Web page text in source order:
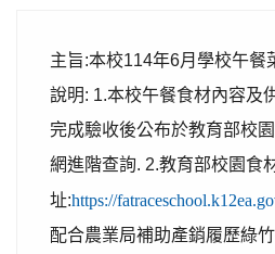
主旨:本校114年6月學校午餐
說明: 1.本校午餐食材內容及
完成驗收後公布於教育部校
網進階查詢. 2.教育部校園食
址:https://
配合農業局補助產銷履歷綠